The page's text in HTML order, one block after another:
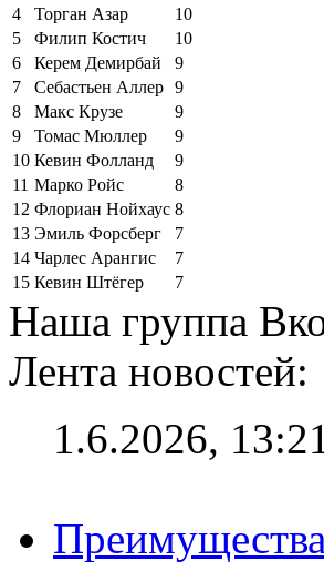
4
Торган Азар
10
5
Филип Костич
10
6
Керем Демирбай
9
7
Себастьен Аллер 9
8
Макс Крузе
9
9
Томас Мюллер
9
10 Кевин Фолланд
9
11 Марко Ройс
8
12 Флориан Нойхаус 8
13 Эмиль Форсберг
7
14 Чарлес Арангис
7
15 Кевин Штёгер 7
Наша группа
Лента новостей:
1.6.2026,